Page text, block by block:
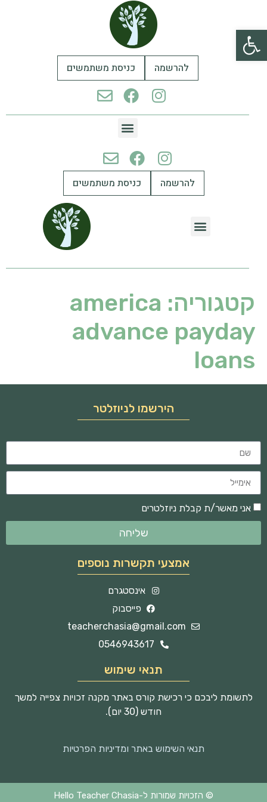
פתח סרגל נגישות
להרשמה כניסת משתמשים
להרשמה כניסת משתמשים
קטגוריה: america
advance payday
loans
הירשמו לניוזלטר
אני מאשר/ת קבלת ניוזלטרים
שליחה
אמצעי תקשרות נוספים
אינסטגרם
פייסבוק
teacherchasia@gmail.com
0546943617
תנאי שימוש
לתשומת ליבכם כי רכישת קורס באתר מקנה זכויות צפייה למשך
חודש (30 יום).
תנאי השימוש באתר ומדיניות הפרטיות
© הזכויות שמורות ל-Hello Teacher Chasia